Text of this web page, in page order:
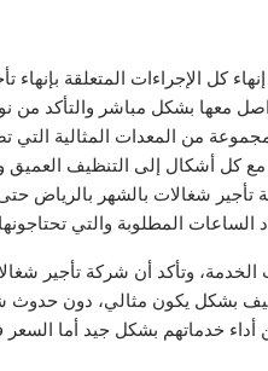
كل الإجراءات المتعلقة
معها بشكل مباشر والتأكد من
من المعدات المثالية التي
كل أشكال إلى التنظيف
شغالات بالشهر بالرياض
الساعات المطلوبة والتي تحتاجونها
وتأكد أن شركة تأجير
بشكل يكون مثالي، دون
أداء خدماتهم بشكل جيد أما